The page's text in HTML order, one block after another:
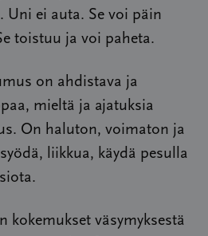
Uni ei auta. Se voi päin
toistuu ja voi paheta.
on ahdistava ja
mieltä ja ajatuksia
On haluton, voimaton ja
liikkua, käydä pesulla
kokemukset väsymyksestä